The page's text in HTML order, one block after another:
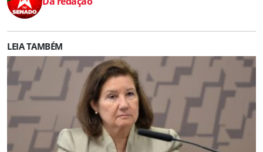
LEIA TAMBÉM